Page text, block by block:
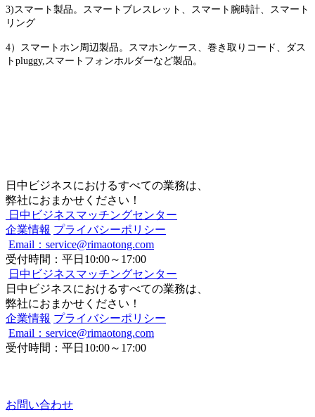
3)スマート製品。スマートブレスレット、スマート腕時計、スマート
リング
4）スマートホン周辺製品。スマホンケース、巻き取りコード、ダス
トpluggy,スマートフォンホルダーなど製品。
日中ビジネスにおけるすべての業務は、
弊社におまかせください！
日中ビジネスマッチングセンター
企業情報 プライバシーポリシー
Email：service@rimaotong.com
受付時間：平日10:00～17:00
日中ビジネスマッチングセンター
日中ビジネスにおけるすべての業務は、
弊社におまかせください！
企業情報 プライバシーポリシー
Email：service@rimaotong.com
受付時間：平日10:00～17:00
お問い合わせ